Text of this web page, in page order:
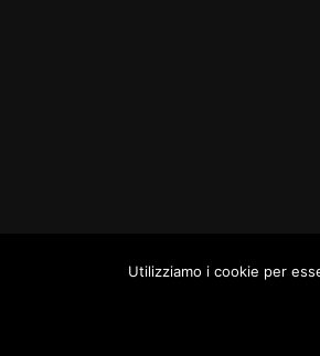
Utilizziamo i cookie per